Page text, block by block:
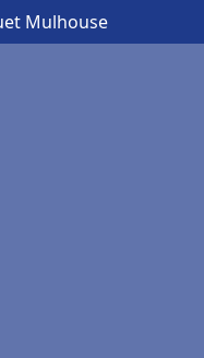
Mulhouse